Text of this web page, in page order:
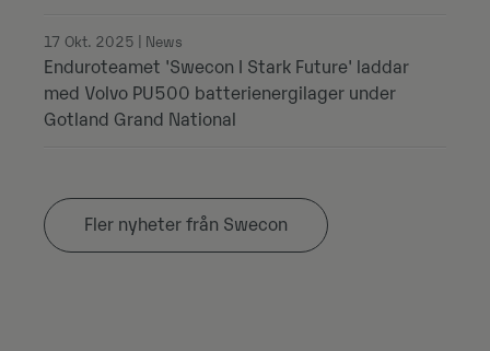
17 Okt. 2025 | News
Enduroteamet 'Swecon I Stark Future' laddar
med Volvo PU500 batterienergilager under
Gotland Grand National
Fler nyheter från Swecon